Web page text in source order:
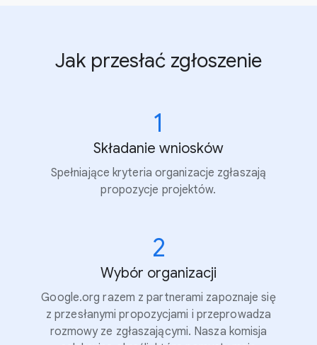
Jak przesłać zgłoszenie
1
Składanie wniosków
Spełniające kryteria organizacje zgłaszają
propozycje projektów.
2
Wybór organizacji
Google.org razem z partnerami zapoznaje się
z przesłanymi propozycjami i przeprowadza
rozmowy ze zgłaszającymi. Nasza komisja